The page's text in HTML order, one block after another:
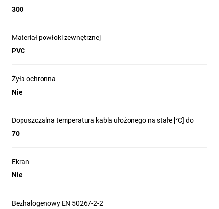
300
Materiał powłoki zewnętrznej
PVC
Żyła ochronna
Nie
Dopuszczalna temperatura kabla ułożonego na stałe [°C] do
70
Ekran
Nie
Bezhalogenowy EN 50267-2-2